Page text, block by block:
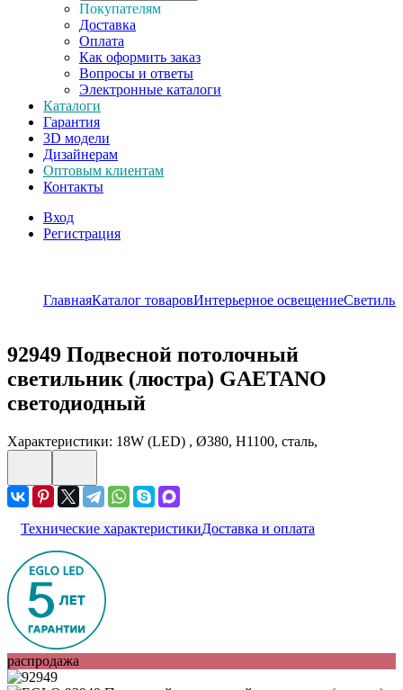
Покупателям
Доставка
Оплата
Как оформить заказ
Вопросы и ответы
Электронные каталоги
Каталоги
Гарантия
3D модели
Дизайнерам
Оптовым клиентам
Контакты
Вход
Регистрация
ГлавнаяКаталог товаровИнтерьерное освещение
92949 Подвесной потолочный
светильник (люстра) GAETANO
светодиодный
Характеристики: 18W (LED) , Ø380, H1100, сталь,
Технические характеристикиДоставка и оплата
распродажа